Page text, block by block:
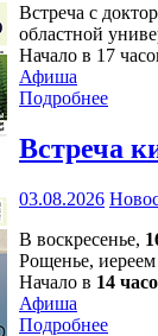
Встреча с
областной
Начало в 17
Афиша
Подробнее
Встреча
03.08.2026
В воскресенье,
Рощенье,
Начало в 14
Афиша
Подробнее